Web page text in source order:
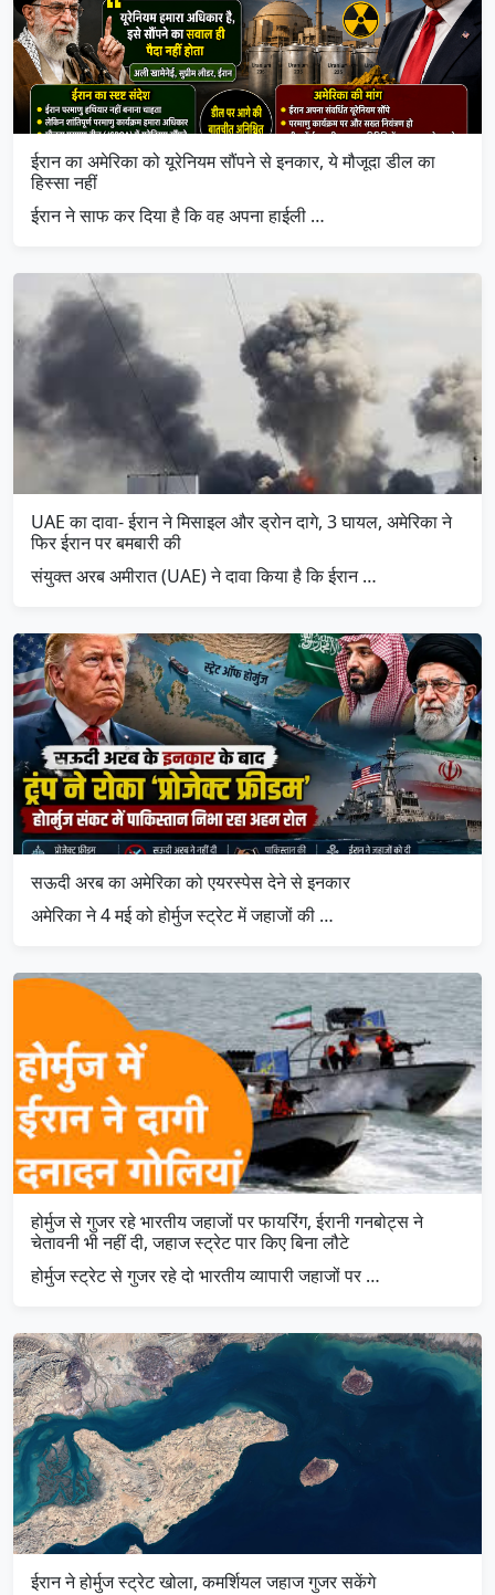
ईरान का अमेरिका को यूरेनियम सौंपने से इनकार, ये मौजूदा डील का
हिस्सा नहीं
ईरान ने साफ कर दिया है कि वह अपना हाईली …
UAE का दावा- ईरान ने मिसाइल और ड्रोन दागे, 3 घायल, अमेरिका ने
फिर ईरान पर बमबारी की
संयुक्त अरब अमीरात (UAE) ने दावा किया है कि ईरान …
सऊदी अरब का अमेरिका को एयरस्पेस देने से इनकार
अमेरिका ने 4 मई को होर्मुज स्ट्रेट में जहाजों की …
होर्मुज से गुजर रहे भारतीय जहाजों पर फायरिंग, ईरानी गनबोट्स ने
चेतावनी भी नहीं दी, जहाज स्ट्रेट पार किए बिना लौटे
होर्मुज स्ट्रेट से गुजर रहे दो भारतीय व्यापारी जहाजों पर …
ईरान ने होर्मुज स्ट्रेट खोला, कमर्शियल जहाज गुजर सकेंगे